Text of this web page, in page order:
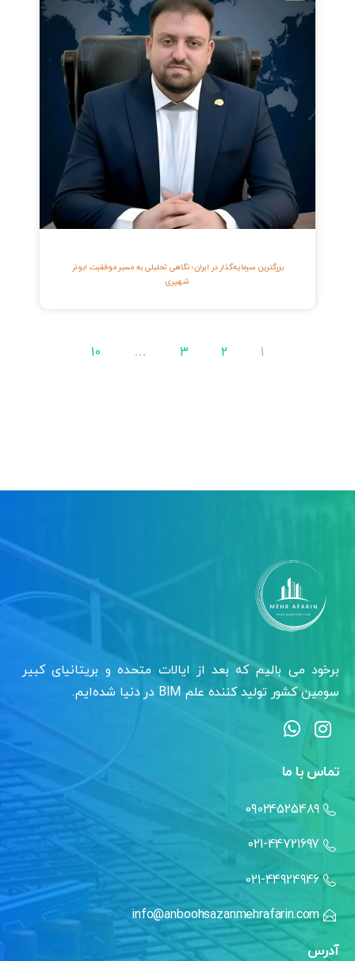
بزرگترین سرمایه‌گذار در ایران؛ نگاهی تحلیلی به مسیر موفقیت ابوذر
شهپری
1
2
3
…
10
برخود می بالیم که بعد از ایالات متحده و بریتانیای کبیر
سومین کشور تولید کننده علم BIM در دنیا شده‌ایم.
تماس با ما
09024525489
021-44721697
021-44924946
info@anboohsazanmehrafarin.com
آدرس